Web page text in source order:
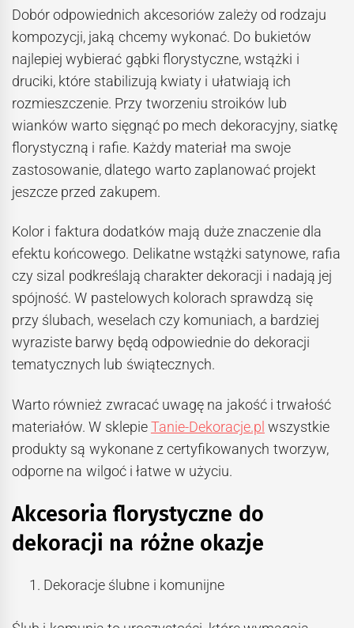
Dobór odpowiednich akcesoriów zależy od rodzaju
kompozycji, jaką chcemy wykonać. Do bukietów
najlepiej wybierać gąbki florystyczne, wstążki i
druciki, które stabilizują kwiaty i ułatwiają ich
rozmieszczenie. Przy tworzeniu stroików lub
wianków warto sięgnąć po mech dekoracyjny, siatkę
florystyczną i rafie. Każdy materiał ma swoje
zastosowanie, dlatego warto zaplanować projekt
jeszcze przed zakupem.
Kolor i faktura dodatków mają duże znaczenie dla
efektu końcowego. Delikatne wstążki satynowe, rafia
czy sizal podkreślają charakter dekoracji i nadają jej
spójność. W pastelowych kolorach sprawdzą się
przy ślubach, weselach czy komuniach, a bardziej
wyraziste barwy będą odpowiednie do dekoracji
tematycznych lub świątecznych.
Warto również zwracać uwagę na jakość i trwałość
materiałów. W sklepieTanie-Dekoracje.pl wszystkie
produkty są wykonane z certyfikowanych tworzyw,
odporne na wilgoć i łatwe w użyciu.
Akcesoria florystyczne do
dekoracji na różne okazje
Dekoracje ślubne i komunijne